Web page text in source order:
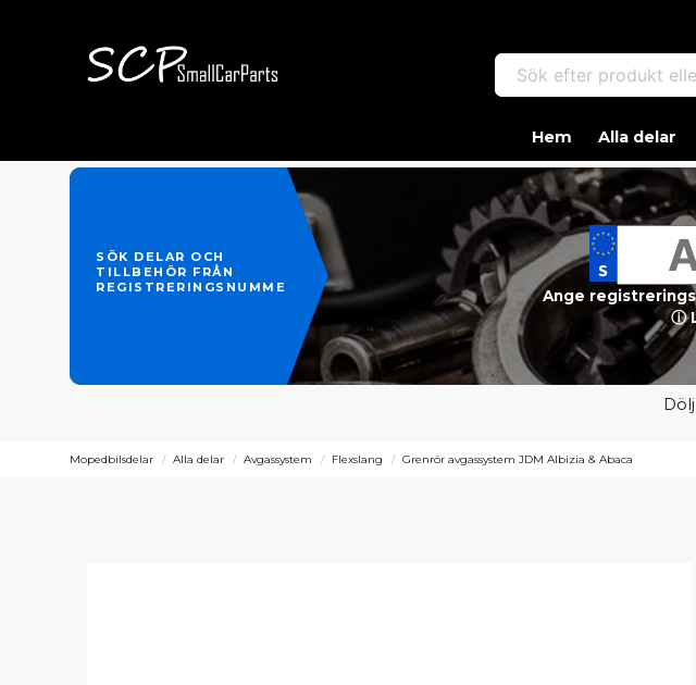
Sök efter produkt eller
Hem Alla delar
SÖK DELAR OCH
TILLBEHÖR FRÅN
REGISTRERINGSNUMMER
Ange
ⓘ
Mopedbilsdelar Alla delar Avgassystem Flexslang Grenrör avgassystem JDM Albizia & Abaca